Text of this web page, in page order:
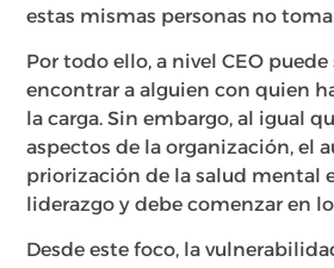
estas mismas personas no
Por todo ello, a nivel CEO
encontrar a alguien con quien
la carga. Sin embargo, al igual
aspectos de la organización, el
priorización de la salud mental
liderazgo y debe comenzar en
Desde este foco, la